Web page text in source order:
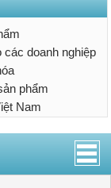
doanh nghiệp
phẩm
Nam